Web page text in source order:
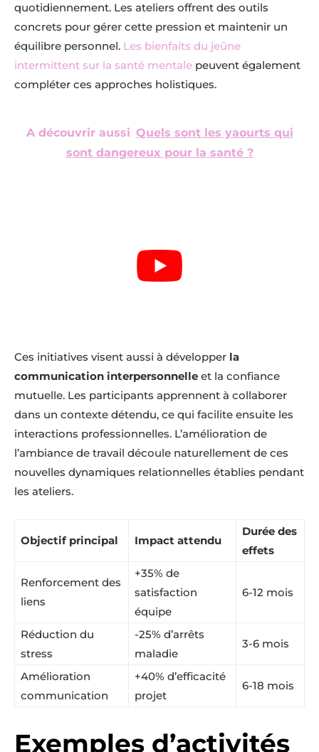
quotidiennement. Les ateliers offrent des outils
concrets pour gérer cette pression et maintenir un
équilibre personnel. Les bienfaits du jeûne
intermittent sur la santé mentale peuvent également
compléter ces approches holistiques.
A découvrir aussi Quels sont les yaourts qui
sont dangereux pour la santé ?
Ces initiatives visent aussi à développer la
communication interpersonnelle et la confiance
mutuelle. Les participants apprennent à collaborer
dans un contexte détendu, ce qui facilite ensuite les
interactions professionnelles. L’amélioration de
l’ambiance de travail découle naturellement de ces
nouvelles dynamiques relationnelles établies pendant
les ateliers.
Objectif principal Impact attendu
Durée des
effets
Renforcement des
liens
+35% de
satisfaction
équipe
6-12 mois
Réduction du
stress
-25% d’arrêts
maladie
3-6 mois
Amélioration
communication
+40% d’efficacité
projet
6-18 mois
Exemples d’activités